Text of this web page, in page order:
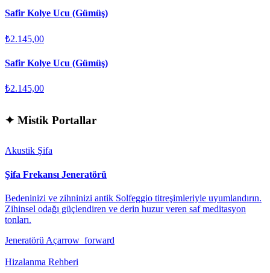
Safir Kolye Ucu (Gümüş)
₺2.145,00
Safir Kolye Ucu (Gümüş)
₺2.145,00
✦ Mistik Portallar
Akustik Şifa
Şifa Frekansı Jeneratörü
Bedeninizi ve zihninizi antik Solfeggio titreşimleriyle uyumlandırın.
Zihinsel odağı güçlendiren ve derin huzur veren saf meditasyon
tonları.
Jeneratörü Açarrow_forward
Hizalanma Rehberi